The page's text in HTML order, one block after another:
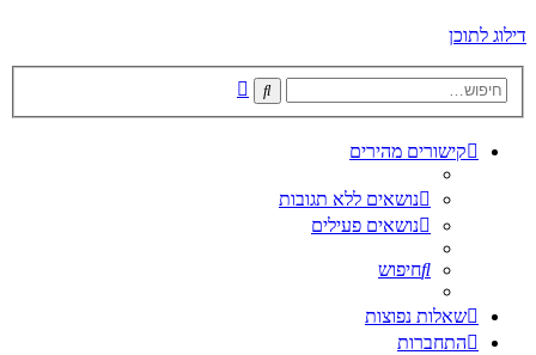
דילוג לתוכן
חיפוש
קישורים מהירים
נושאים ללא תגובות
נושאים פעילים
חיפוש
שאלות נפוצות
התחברות